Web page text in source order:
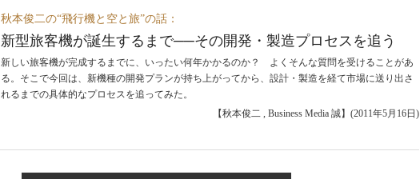
秋本俊二の“飛行機と空と旅”の話：
新型旅客機が誕生するまで──その開発・製造プロセスを追う
新しい旅客機が完成するまでに、いったい何年かかるのか？ よくそんな質問を受けることがあ
る。そこで今回は、新機種の開発プランが持ち上がってから、設計・製造を経て市場に送り出さ
れるまでの具体的なプロセスを追ってみた。
【秋本俊二 , Business Media 誠】 (2011年5月16日 )